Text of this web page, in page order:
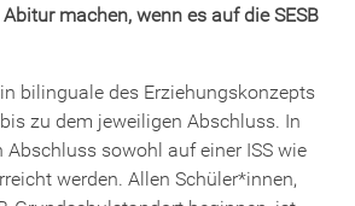
machen, wenn es auf die SESB
bilinguale des Erziehungskonzepts
zu dem jeweiligen Abschluss. In
Abschluss sowohl auf einer ISS wie
werden. Allen Schüler*innen,